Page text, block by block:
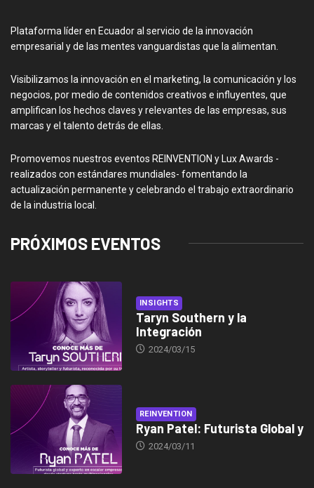
Plataforma líder en Ecuador al servicio de la innovación
empresarial y de las mentes vanguardistas que la alimentan.
Visibilizamos la innovación en el marketing, la comunicación y los
negocios, por medio de contenidos creativos e influyentes, que
amplifican los hechos claves y relevantes de las empresas, sus
marcas y el talento detrás de ellas.
Promovemos nuestros eventos REINVENTION y Lux Awards -
realizados con estándares mundiales- fomentando la
actualización permanente y celebrando el trabajo extraordinario
de la industria local.
PRÓXIMOS EVENTOS
INSIGHTS
Taryn Southern y la
Integración
2024/03/15
REINVENTION
Ryan Patel: Futurista Global y
2024/03/11